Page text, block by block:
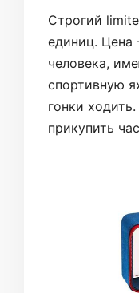
Строгий
единиц. Цена
человека,
спортивную
гонки
прикупить